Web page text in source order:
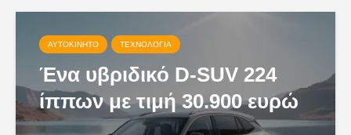
ΑΥΤΟΚΊΝΗΤΟ ΤΕΧΝΟΛΟΓΊΑ
Ένα υβριδικό D-SUV 224
ίππων με τιμή 30.900 ευρώ